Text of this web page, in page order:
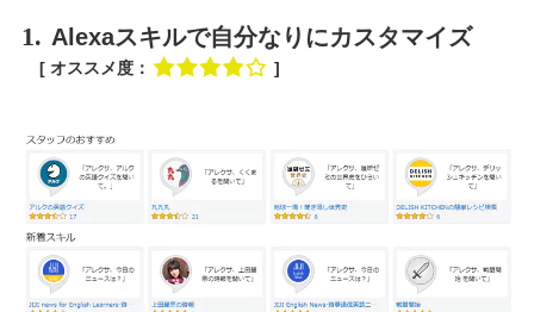
1. Alexaスキルで自分なりにカスタマイズ
[ オススメ度： ]